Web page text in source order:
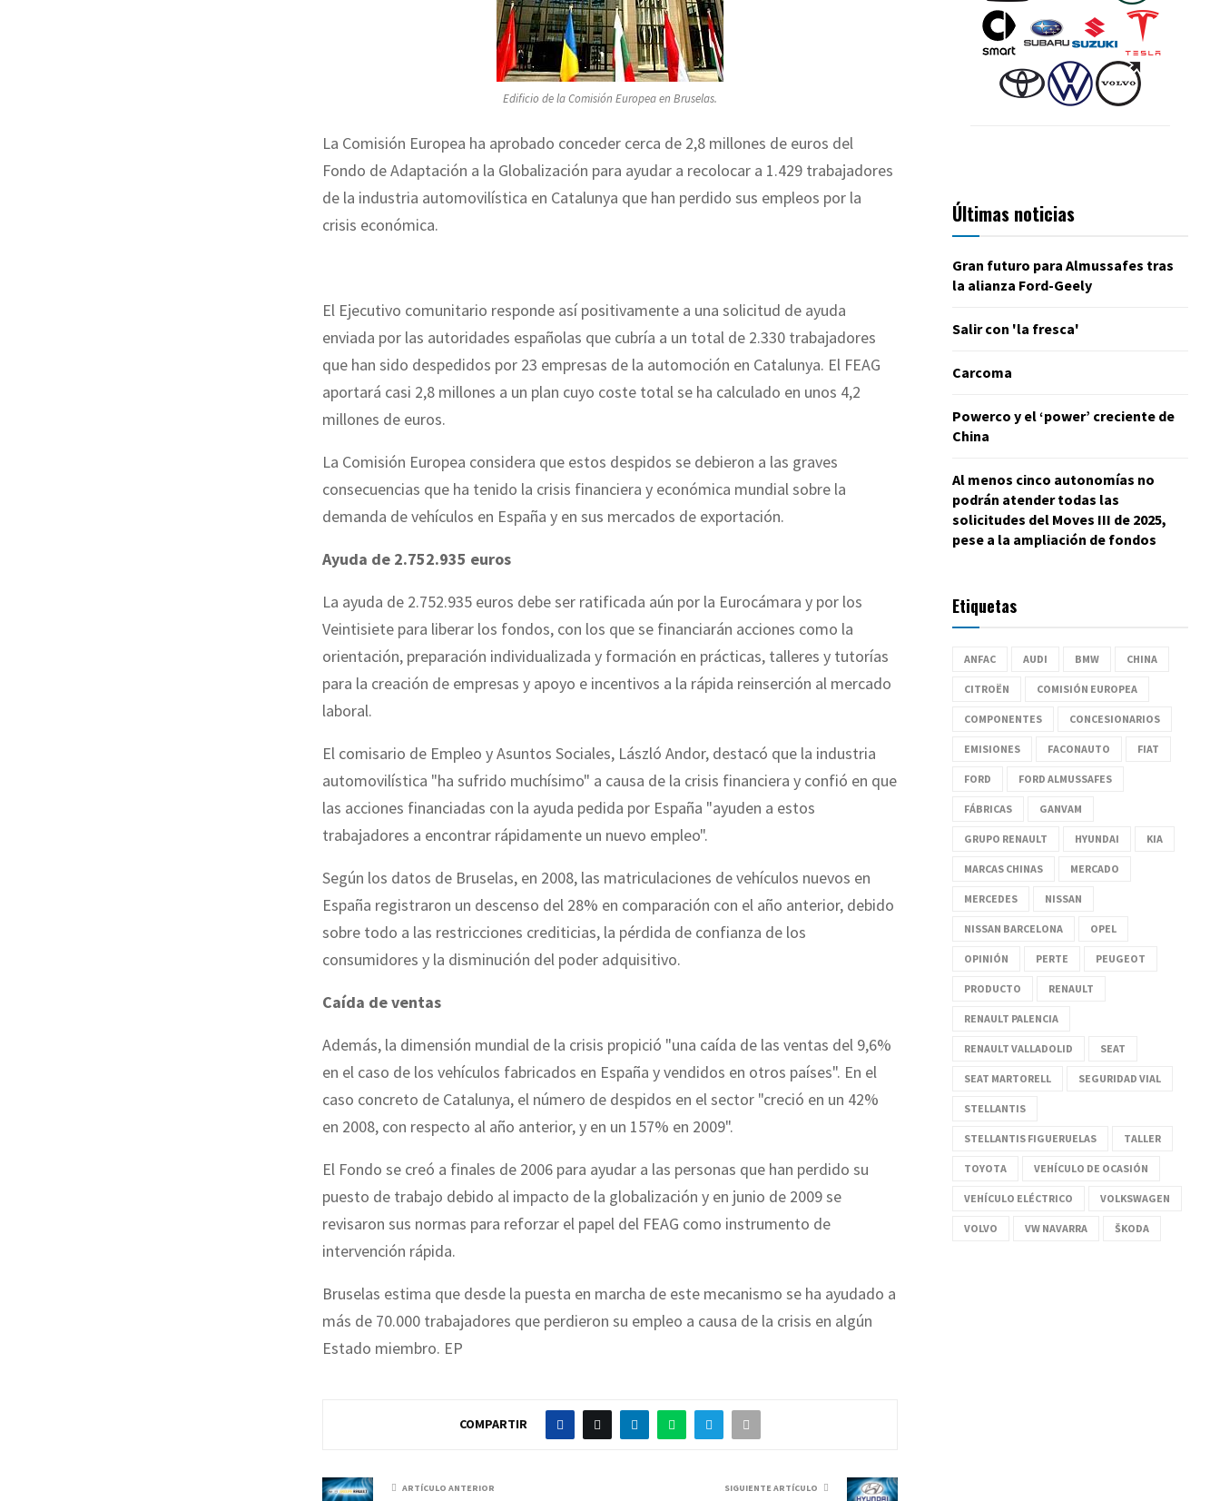
Edificio de la Comisión Europea en Bruselas.
La Comisión Europea ha aprobado conceder cerca de 2,8 millones de euros del
Fondo de Adaptación a la Globalización para ayudar a recolocar a 1.429 trabajadores
de la industria automovilística en Catalunya que han perdido sus empleos por la
crisis económica.
El Ejecutivo comunitario responde así positivamente a una solicitud de ayuda
enviada por las autoridades españolas que cubría a un total de 2.330 trabajadores
que han sido despedidos por 23 empresas de la automoción en Catalunya. El FEAG
aportará casi 2,8 millones a un plan cuyo coste total se ha calculado en unos 4,2
millones de euros.
La Comisión Europea considera que estos despidos se debieron a las graves
consecuencias que ha tenido la crisis financiera y económica mundial sobre la
demanda de vehículos en España y en sus mercados de exportación.
Ayuda de 2.752.935 euros
La ayuda de 2.752.935 euros debe ser ratificada aún por la Eurocámara y por los
Veintisiete para liberar los fondos, con los que se financiarán acciones como la
orientación, preparación individualizada y formación en prácticas, talleres y tutorías
para la creación de empresas y apoyo e incentivos a la rápida reinserción al mercado
laboral.
El comisario de Empleo y Asuntos Sociales, László Andor, destacó que la industria
automovilística "ha sufrido muchísimo" a causa de la crisis financiera y confió en que
las acciones financiadas con la ayuda pedida por España "ayuden a estos
trabajadores a encontrar rápidamente un nuevo empleo".
Según los datos de Bruselas, en 2008, las matriculaciones de vehículos nuevos en
España registraron un descenso del 28% en comparación con el año anterior, debido
sobre todo a las restricciones crediticias, la pérdida de confianza de los
consumidores y la disminución del poder adquisitivo.
Caída de ventas
Además, la dimensión mundial de la crisis propició "una caída de las ventas del 9,6%
en el caso de los vehículos fabricados en España y vendidos en otros países". En el
caso concreto de Catalunya, el número de despidos en el sector "creció en un 42%
en 2008, con respecto al año anterior, y en un 157% en 2009".
El Fondo se creó a finales de 2006 para ayudar a las personas que han perdido su
puesto de trabajo debido al impacto de la globalización y en junio de 2009 se
revisaron sus normas para reforzar el papel del FEAG como instrumento de
intervención rápida.
Bruselas estima que desde la puesta en marcha de este mecanismo se ha ayudado a
más de 70.000 trabajadores que perdieron su empleo a causa de la crisis en algún
Estado miembro. EP
COMPARTIR
ARTÍCULO ANTERIOR SIGUIENTE ARTÍCULO
Últimas noticias
Gran futuro para Almussafes tras
la alianza Ford-Geely
Salir con 'la fresca'
Carcoma
Powerco y el ‘power’ creciente de
China
Al menos cinco autonomías no
podrán atender todas las
solicitudes del Moves III de 2025,
pese a la ampliación de fondos
Etiquetas
ANFAC AUDI BMW CHINA
CITROËN COMISIÓN EUROPEA
COMPONENTES CONCESIONARIOS
EMISIONES FACONAUTO FIAT
FORD FORD ALMUSSAFES
FÁBRICAS GANVAM
GRUPO RENAULT HYUNDAI KIA
MARCAS CHINAS MERCADO
MERCEDES NISSAN
NISSAN BARCELONA OPEL
OPINIÓN PERTE PEUGEOT
PRODUCTO RENAULT
RENAULT PALENCIA
RENAULT VALLADOLID SEAT
SEAT MARTORELL SEGURIDAD VIAL
STELLANTIS
STELLANTIS FIGUERUELAS TALLER
TOYOTA VEHÍCULO DE OCASIÓN
VEHÍCULO ELÉCTRICO VOLKSWAGEN
VOLVO VW NAVARRA ŠKODA